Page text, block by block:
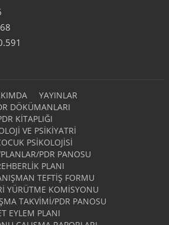
YAYINLAR
DÖKÜMANLARI
KITAPLIĞI
VE PSIKIYATRI
PSIKOLOJISI
PDR PANOSU
PLANI
TEFTIŞ FORMU
YÜRÜTME KOMISYONU
TAKVIMI/PDR PANOSU
EYLEM PLANI